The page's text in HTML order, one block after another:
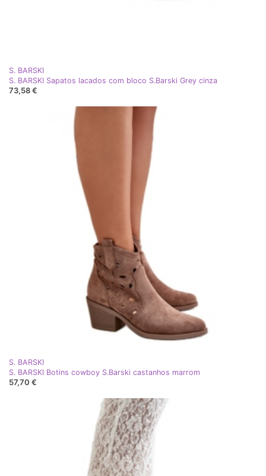
S. BARSKI
S. BARSKI Sapatos lacados com bloco S.Barski Grey cinza
73,58 €
S. BARSKI
S. BARSKI Botins cowboy S.Barski castanhos marrom
57,70 €